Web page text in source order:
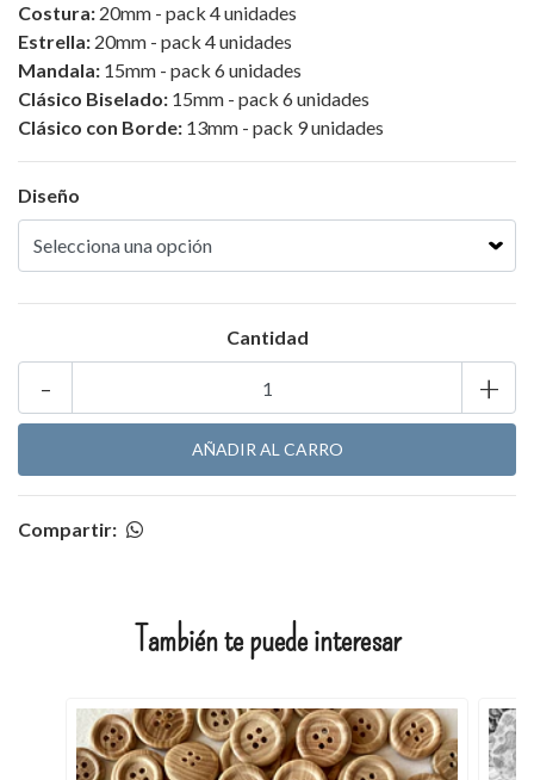
Costura: 20mm - pack 4 unidades
Estrella: 20mm - pack 4 unidades
Mandala: 15mm - pack 6 unidades
Clásico Biselado: 15mm - pack 6 unidades
Clásico con Borde: 13mm - pack 9 unidades
Diseño
Cantidad
+
-
Compartir:
También te puede interesar